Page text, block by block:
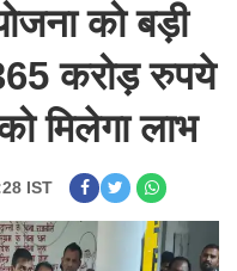
को बड़ी
करोड़ रुपये
मिलेगा लाभ
IST